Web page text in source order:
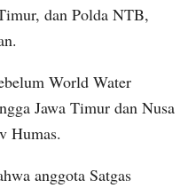
dan Polda NTB,
World Water
Jawa Timur dan Nusa
Humas.
anggota Satgas